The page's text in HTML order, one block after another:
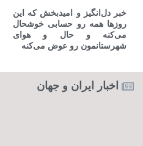
خبر دل‌انگیز و امیدبخش که این
روزها همه رو حسابی خوشحال
می‌کنه و حال و هوای
شهرستانمون رو عوض می‌کنه ‌
اخبار ایران و جهان